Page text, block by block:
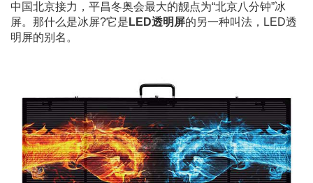
中国北京接力，平昌冬奥会最大的靓点为“北京八分钟”冰
屏。那什么是冰屏?它是 LED透明屏的另一种叫法，LED透
明屏的别名。